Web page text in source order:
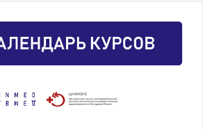
Российской
Федерации
29.06.2022